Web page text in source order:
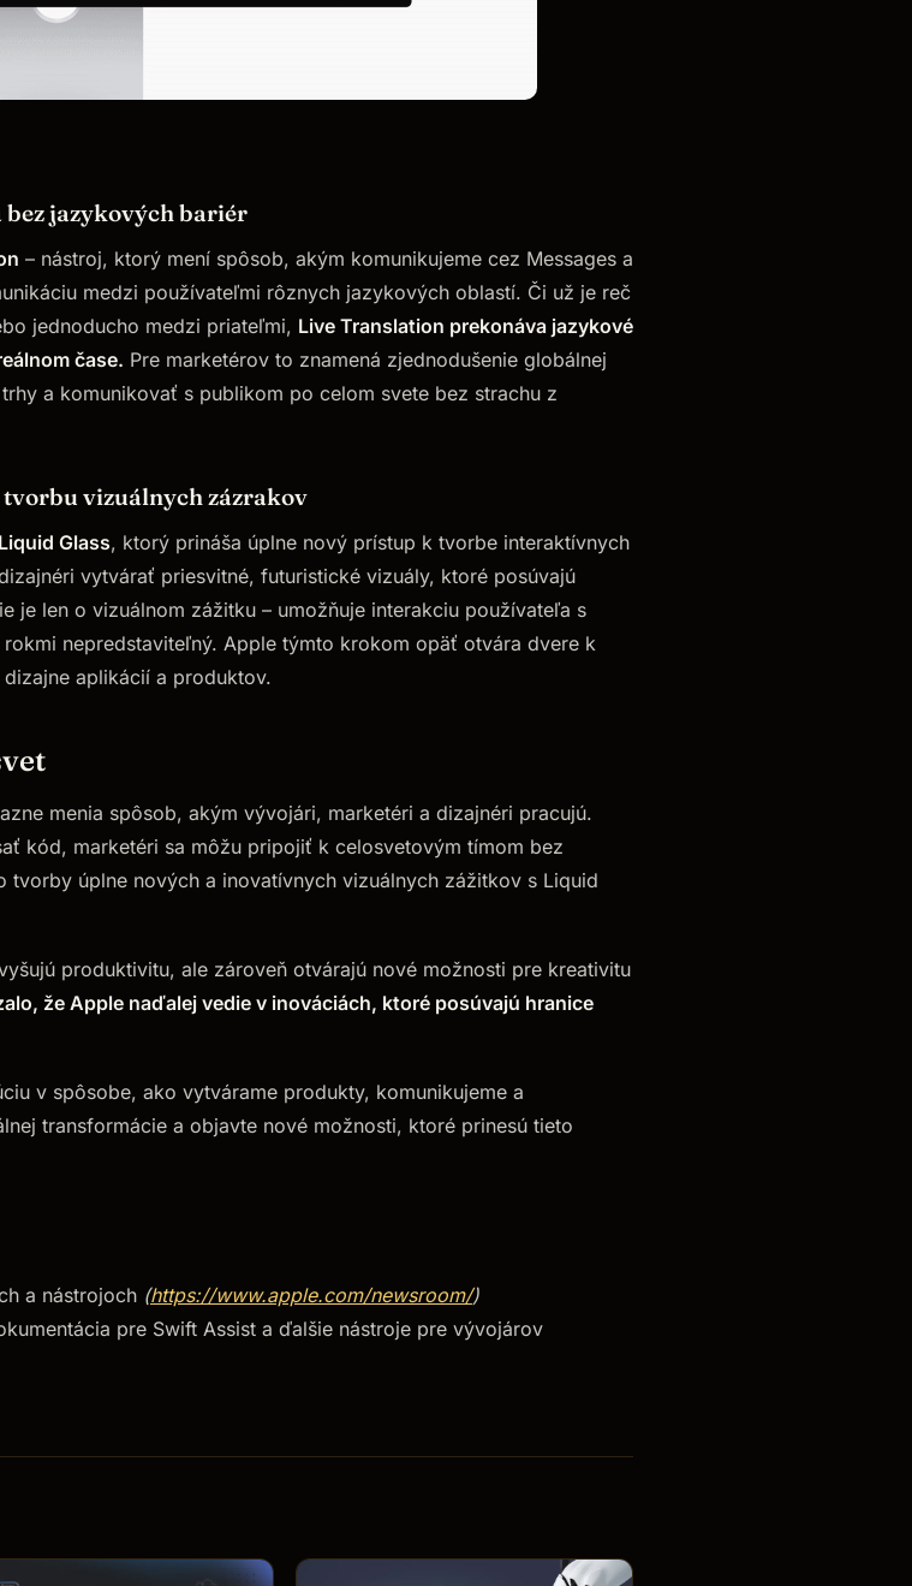
jazykových bariér
– nástroj, ktorý mení spôsob, akým komunikujeme cez Messages a
medzi používateľmi rôznych jazykových oblastí. Či už je reč
jednoducho medzi priateľmi, Live Translation prekonáva jazykové
čase. Pre marketérov to znamená zjednodušenie globálnej
a komunikovať s publikom po celom svete bez strachu z
vizuálnych zázrakov
Liquid Glass, ktorý prináša úplne nový prístup k tvorbe interaktívnych
vytvárať priesvitné, futuristické vizuály, ktoré posúvajú
je len o vizuálnom zážitku – umožňuje interakciu používateľa s
nepredstaviteľný. Apple týmto krokom opäť otvára dvere k
aplikácií a produktov.
menia spôsob, akým vývojári, marketéri a dizajnéri pracujú.
kód, marketéri sa môžu pripojiť k celosvetovým tímom bez
úplne nových a inovatívnych vizuálnych zážitkov s Liquid
produktivitu, ale zároveň otvárajú nové možnosti pre kreativitu
že Apple naďalej vedie v inováciách, ktoré posúvajú hranice
v spôsobe, ako vytvárame produkty, komunikujeme a
transformácie a objavte nové možnosti, ktoré prinesú tieto
a nástrojoch (https://www.apple.com/newsroom/)
pre Swift Assist a ďalšie nástroje pre vývojárov